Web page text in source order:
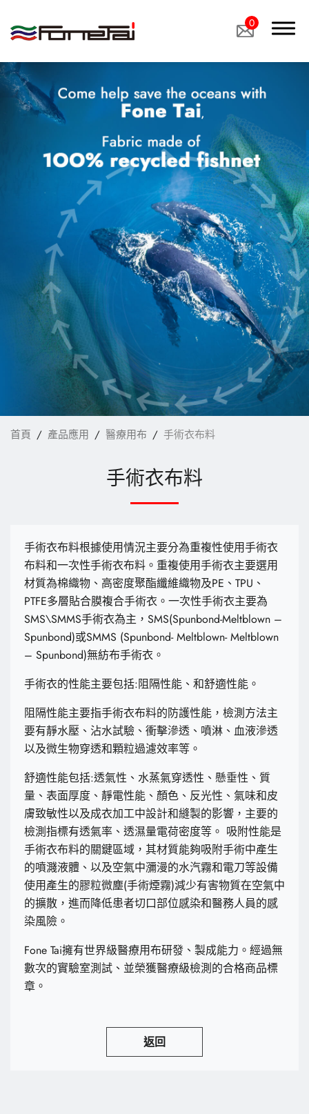
0
首頁 產品應用 醫療用布 手術衣布料
手術衣布料
手術衣布料根據使用情況主要分為重複性使用手術衣
布料和一次性手術衣布料。重複使用手術衣主要選用
材質為棉織物、高密度聚酯纖維織物及PE、TPU、
PTFE多層貼合膜複合手術衣。一次性手術衣主要為
SMS\SMMS手術衣為主，SMS(Spunbond-Meltblown –
Spunbond)或SMMS (Spunbond- Meltblown- Meltblown
– Spunbond)無紡布手術衣。
手術衣的性能主要包括:阻隔性能、和舒適性能。
阻隔性能主要指手術衣布料的防護性能，檢測方法主
要有靜水壓、沾水試驗、衝擊滲透、噴淋、血液滲透
以及微生物穿透和顆粒過濾效率等。
舒適性能包括:透氣性、水蒸氣穿透性、懸垂性、質
量、表面厚度、靜電性能、顏色、反光性、氣味和皮
膚致敏性以及成衣加工中設計和縫製的影響，主要的
檢測指標有透氣率、透濕量電荷密度等。 吸附性能是
手術衣布料的關鍵區域，其材質能夠吸附手術中產生
的噴濺液體、以及空氣中瀰漫的水汽霧和電刀等設備
使用產生的膠粒微塵(手術煙霧)減少有害物質在空氣中
的擴散，進而降低患者切口部位感染和醫務人員的感
染風險。
Fone Tai擁有世界級醫療用布研發、製成能力。經過無
數次的實驗室測試、並榮獲醫療級檢測的合格商品標
章。
返回
關於我們
產品應用
醫療用布
工業用布 ＆ 特殊用布
鞋材
袋材
家飾布料
安全防護用布
成衣
最新消息
繁體中文 English